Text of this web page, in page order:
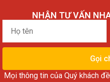
NHẬN TƯ VẤN
Họ
tên
Gọi
Mọi thông tin của Quý khách